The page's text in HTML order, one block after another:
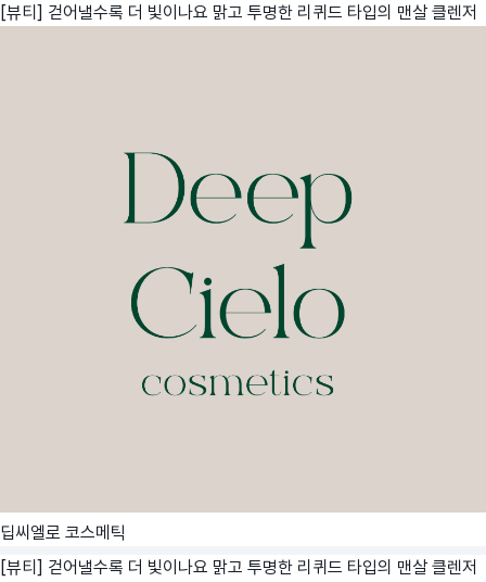
[뷰티] 걷어낼수록 더 빛이나요 맑고 투명한 리퀴드 타입의 맨살 클렌저
딥씨엘로 코스메틱
[뷰티] 걷어낼수록 더 빛이나요 맑고 투명한 리퀴드 타입의 맨살 클렌저